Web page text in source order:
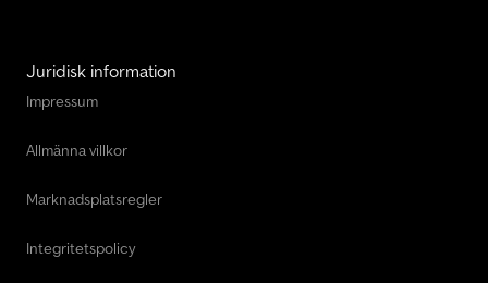
Juridisk information
Impressum
Allmänna villkor
Marknadsplatsregler
Integritetspolicy